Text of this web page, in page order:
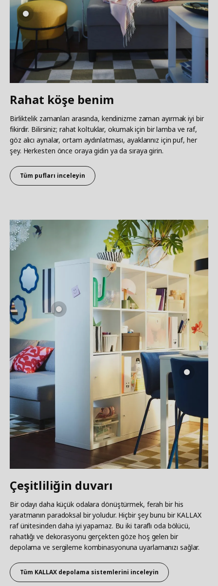
Rahat köşe benim
Birliktelik zamanları arasında, kendinizme zaman ayırmak iyi bir
fikirdir. Bilirsiniz; rahat koltuklar, okumak için bir lamba ve raf,
göz alıcı aynalar, ortam aydınlatması, ayaklarınız için puf, her
şey. Herkesten önce oraya gidin ya da sıraya girin.
Tüm pufları inceleyin
Çeşitliliğin duvarı
Bir odayı daha küçük odalara dönüştürmek, ferah bir his
yaratmanın paradoksal bir yoludur. Hiçbir şey bunu bir KALLAX
raf ünitesinden daha iyi yapamaz. Bu iki taraflı oda bölücü,
rahatlığı ve dekorasyonu gerçekten göze hoş gelen bir
depolama ve sergileme kombinasyonuna uyarlamanızı sağlar.
Tüm KALLAX depolama sistemlerini inceleyin